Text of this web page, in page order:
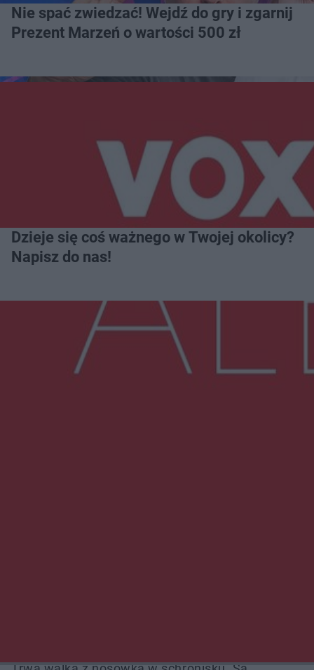
Nie spać zwiedzać! Wejdź do gry i zgarnij
Prezent Marzeń o wartości 500 zł
Dzieje się coś ważnego w Twojej okolicy?
Napisz do nas!
Więcej